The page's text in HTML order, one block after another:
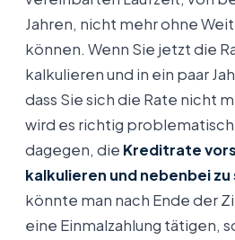
Jahren, nicht mehr ohne
können. Wenn Sie jetzt die
kalkulieren und in ein paar
dass Sie sich die Rate nicht
wird es richtig
dagegen, die Kreditrate
kalkulieren und nebenbei zu
könnte man nach Ende der
eine Einmalzahlung tätigen,